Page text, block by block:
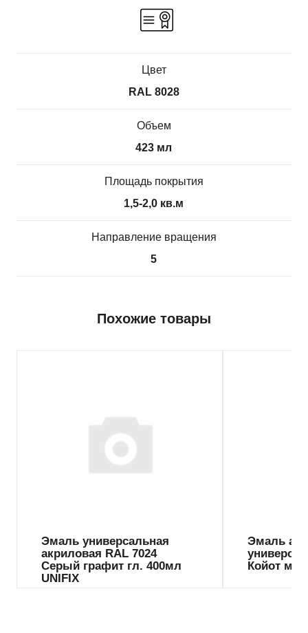
Цвет
RAL 8028
Объем
423 мл
Площадь покрытия
1,5-2,0 кв.м
Направление вращения
5
Похожие товары
Эмаль универсальная
акриловая RAL 7024
Серый графит гл. 400мл
UNIFIX
Эмаль
Койот